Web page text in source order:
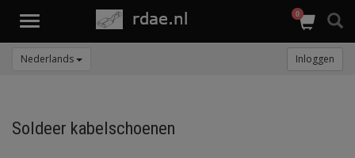
Toggle
0
Nederlands Inloggen
Soldeer kabelschoenen